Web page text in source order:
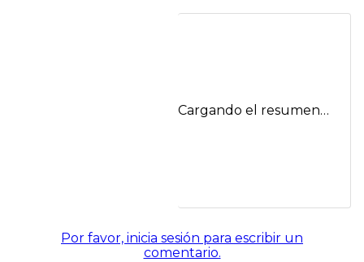
Cargando el resumen…
Por favor, inicia sesión para escribir un
comentario.